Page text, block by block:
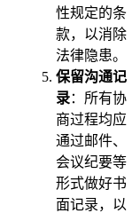
性规定的条
款，以消除
法律隐患。
保留沟通记
录：所有协
商过程均应
通过邮件、
会议纪要等
形式做好书
面记录，以